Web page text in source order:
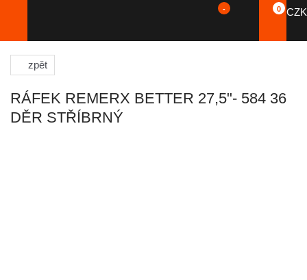
- 0 CZK
zpět
RÁFEK REMERX BETTER 27,5"- 584 36
DĚR STŘÍBRNÝ